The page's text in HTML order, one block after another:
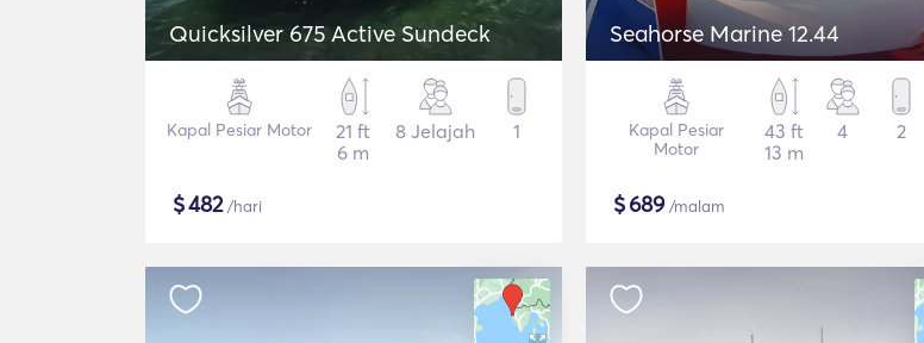
Quicksilver 675 Active Sundeck
Kapal Pesiar Motor
21 ft
6 m
8 Jelajah 1
$482/hari
Seahorse Marine 12.44
Kapal Pesiar
Motor
43 ft
13 m
4 2
$689/malam